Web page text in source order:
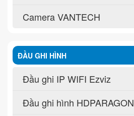
Camera VANTECH
ĐẦU GHI HÌNH
Đầu ghi IP WIFI Ezviz
Đầu ghi hình HDPARAGON